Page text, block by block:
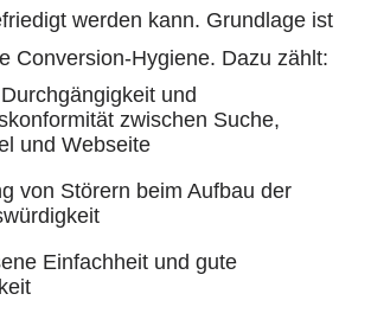
werden kann. Grundlage ist
Conversion-Hygiene. Dazu zählt:
und
zwischen Suche,
und Webseite
von Störern beim Aufbau der
Einfachheit und gute